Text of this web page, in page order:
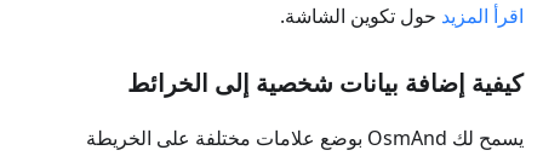
اقرأ المزيد حول تكوين الشاشة.
كيفية إضافة بيانات شخصية إلى الخرائط
يسمح لك OsmAnd بوضع علامات مختلفة على الخريطة